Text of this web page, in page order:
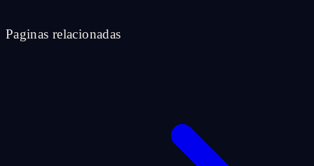
Paginas relacionadas